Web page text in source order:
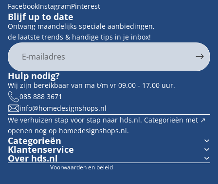
FacebookInstagramPinterest
Blijf up to date
Ontvang maandelijks speciale aanbiedingen,
de laatste trends & handige tips in je inbox!
E-mail
Hulp nodig?
Wij zijn bereikbaar van ma t/m vr 09.00 - 17.00 uur.
085 888 3671
info@homedesignshops.nl
We verhuizen stap voor stap naar hds.nl. Categorieën met ↗︎
openen nog op homedesignshops.nl.
Categorieën
Klantenservice
Over hds.nl
Voorwaarden en beleid
Contactgegevens
Terugbetalingsbeleid
Algemene voorwaarden
Verzendbeleid
Wettelijke kennisgeving
Cookievoorkeuren